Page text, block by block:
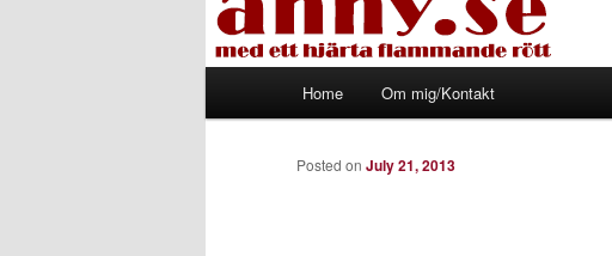
Home Om mig/Kontakt
Posted on July 21, 2013